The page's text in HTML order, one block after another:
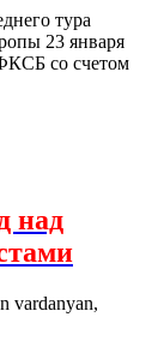
тура
23 января
со счетом
над
vardanyan,